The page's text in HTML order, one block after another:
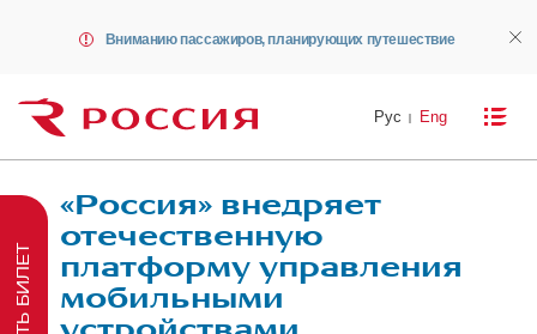
Вниманию пассажиров, планирующих путешествие
Рус Eng
«Россия» внедряет
отечественную
платформу управления
мобильными